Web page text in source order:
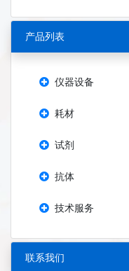
产品列表
仪器设备
耗材
试剂
抗体
技术服务
联系我们